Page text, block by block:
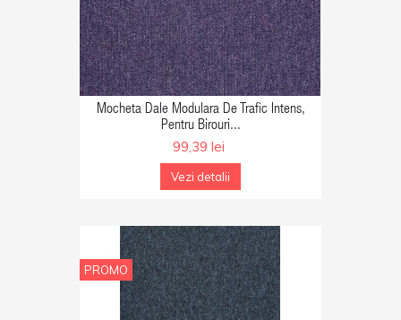
Mocheta Dale Modulara De Trafic Intens,
Pentru Birouri...
99,39 lei
Vezi detalii
PROMO